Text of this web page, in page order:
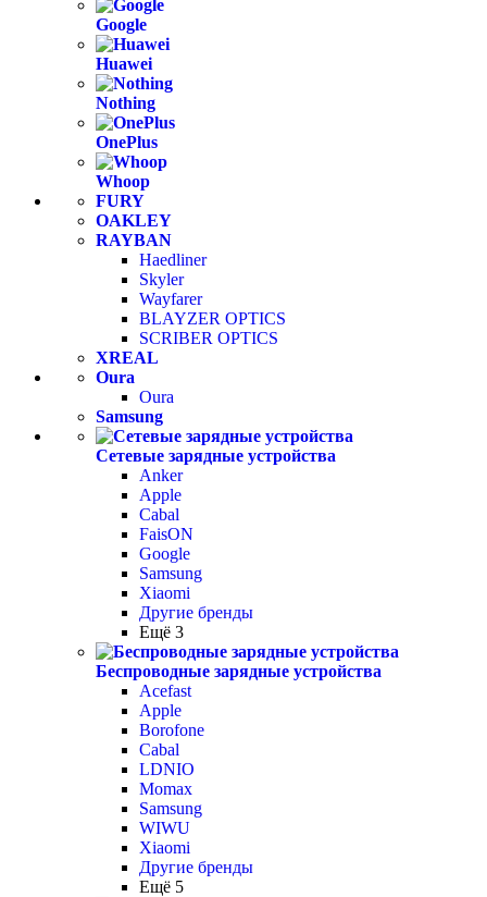
Google
Huawei
Nothing
OnePlus
Whoop
FURY
OAKLEY
RAYBAN
Haedliner
Skyler
Wayfarer
BLAYZER OPTICS
SCRIBER OPTICS
XREAL
Oura
Oura
Samsung
Сетевые зарядные устройства
Anker
Apple
Cabal
FaisON
Google
Samsung
Xiaomi
Другие бренды
Ещё 3
Беспроводные зарядные устройства
Acefast
Apple
Borofone
Cabal
LDNIO
Momax
Samsung
WIWU
Xiaomi
Другие бренды
Ещё 5